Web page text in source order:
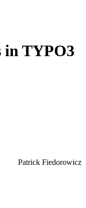
in TYPO3
Patrick Fiedorowicz